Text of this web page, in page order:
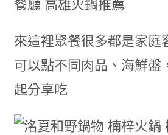
來這裡聚餐很多都是家庭
可以點不同肉品、海鮮盤
起分享吃